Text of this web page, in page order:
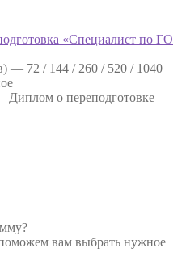
«Специалист по ГО
— 72 / 144 / 260 / 520 / 1040
Диплом о переподготовке
вам выбрать нужное